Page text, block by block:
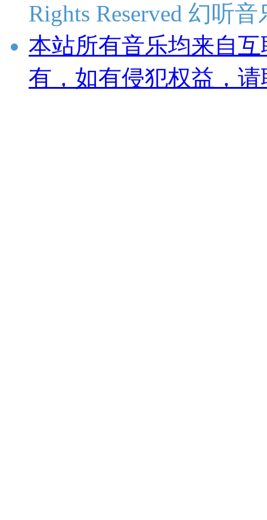
Rights Reserved 幻听
本站所有音乐均来自
有，如有侵犯权益，